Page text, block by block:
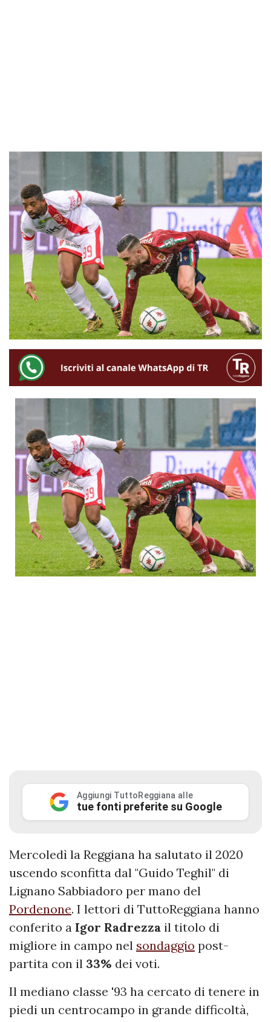
Aggiungi TuttoReggiana alle
tue fonti preferite su Google
Mercoledì la Reggiana ha salutato il 2020
uscendo sconfitta dal "Guido Teghil" di
Lignano Sabbiadoro per mano del
Pordenone. I lettori di TuttoReggiana hanno
conferito a Igor Radrezza il titolo di
migliore in campo nel sondaggio post-
partita con il 33% dei voti.
Il mediano classe '93 ha cercato di tenere in
piedi un centrocampo in grande difficoltà,